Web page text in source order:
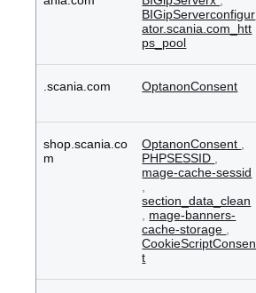
BIGipServerconfigur
ator.scania.com_htt
ps_pool
.scania.com OptanonConsent
shop.scania.co
m
OptanonConsent
PHPSESSID
mage-cache-sessid
section_data_clean
mage-banners-
cache-storage
CookieScriptConsen
t